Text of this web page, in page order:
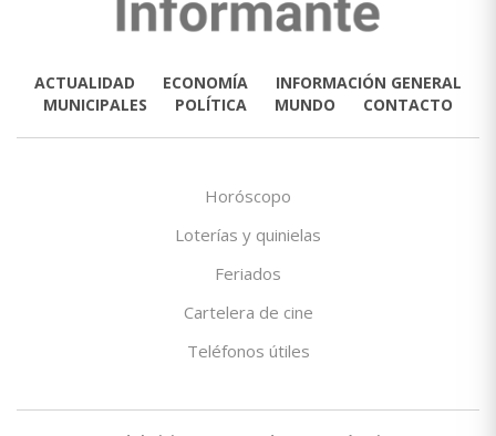
ACTUALIDAD ECONOMÍA
INFORMACIÓN GENERAL
MUNICIPALES
POLÍTICA MUNDO CONTACTO
Horóscopo
Loterías y quinielas
Feriados
Cartelera de cine
Teléfonos útiles